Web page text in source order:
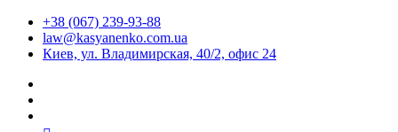
+38 (067) 239-93-88
law@kasyanenko.com.ua
Киев, ул. Владимирская, 40/2, офис 24